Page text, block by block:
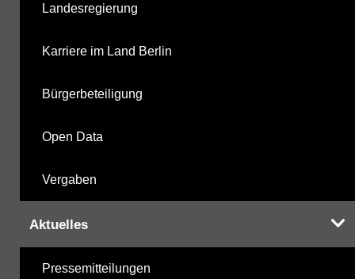
Landesregierung
Karriere im Land Berlin
Bürgerbeteiligung
Open Data
Vergaben
Aktuelles
Pressemitteilungen